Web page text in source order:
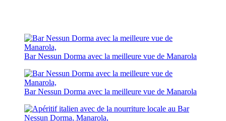
Bar Nessun Dorma avec la meilleure vue de Manarola
Bar Nessun Dorma avec la meilleure vue de Manarola